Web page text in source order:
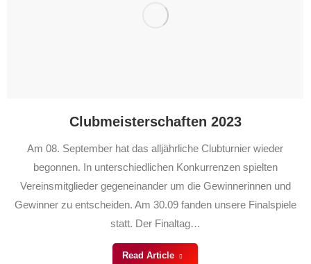
Clubmeisterschaften 2023
Am 08. September hat das alljährliche Clubturnier wieder
begonnen. In unterschiedlichen Konkurrenzen spielten
Vereinsmitglieder gegeneinander um die Gewinnerinnen und
Gewinner zu entscheiden. Am 30.09 fanden unsere Finalspiele
statt. Der Finaltag…
Read Article